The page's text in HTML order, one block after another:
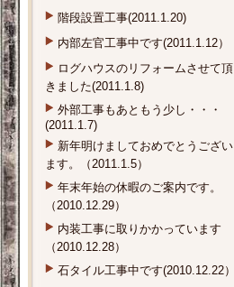
階段設置工事(2011.1.20)
内部左官工事中です(2011.1.12）
ログハウスのリフォームさせて頂
きました(2011.1.8)
外部工事もあともう少し・・・
(2011.1.7)
新年明けましておめでとうござい
ます。（2011.1.5）
年末年始の休暇のご案内です。
（2010.12.29）
内装工事に取りかかっています
（2010.12.28）
石タイル工事中です(2010.12.22）